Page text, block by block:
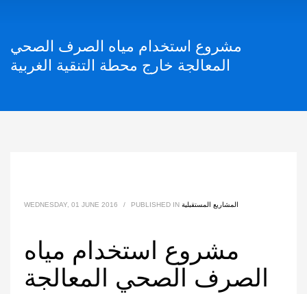
مشروع استخدام مياه الصرف الصحي
المعالجة خارج محطة التنقية الغربية
WEDNESDAY, 01 JUNE 2016 / PUBLISHED IN المشاريع المستقبلية
مشروع استخدام مياه
الصرف الصحي المعالجة